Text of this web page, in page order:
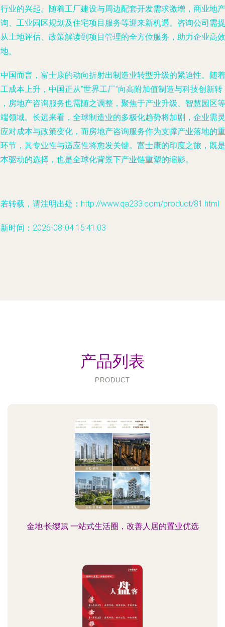
业的兴起。随着工厂建设与周边配套开发需求激增，商业地产
、工业园区规划及住宅项目服务等迎来新机遇。咨询公司需提
土地评估、政策解读到项目管理的全方位服务，助力企业高效
。
国而言，富士康的动向折射出制造业转型升级的紧迫性。随着
成本上升，中国正从“世界工厂”向高附加值制造与科技创新转
房地产咨询服务也需随之调整，聚焦于产业升级、智慧园区等
领域。长远来看，全球制造业的多极化趋势将加剧，企业需灵
对成本与政策变化，而房地产咨询服务作为支撑产业落地的重
节，其专业性与适应性将愈发关键。富士康的印度之旅，既是
驱动的选择，也是全球化背景下产业链重塑的缩影。
转载，请注明出处：http://www.qa233.com/product/81.html
时间：2026-08-04 15:41:03
产品列表
PRODUCT
金地·长缨赋 一站式生活圈，改善人居的置业优选